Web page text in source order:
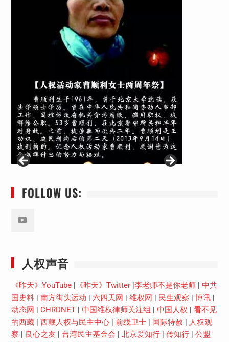
FOLLOW US:
人权声音
《昨天》YouTube| 《昨天》Twitter| 李老师不是你老师| 中共
国史料| 南方街头运动 六四天网 维权网 民生观察 博讯|
动态网
CHRDNET| 中国维权律师关注组 中国人权
看不见
的西藏| 西藏人权与民主中心| 前线卫士| 国际特赦
人权观
察
良心之友 台湾民主基金会 北京爱知行| 传知行| 公盟